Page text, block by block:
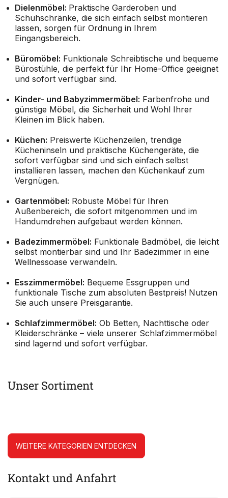
Dielenmöbel: Praktische Garderoben und
Schuhschränke, die sich einfach selbst montieren
lassen, sorgen für Ordnung in Ihrem
Eingangsbereich.
Büromöbel: Funktionale Schreibtische und bequeme
Bürostühle, die perfekt für Ihr Home-Office geeignet
und sofort verfügbar sind.
Kinder- und Babyzimmermöbel: Farbenfrohe und
günstige Möbel, die Sicherheit und Wohl Ihrer
Kleinen im Blick haben.
Küchen: Preiswerte Küchenzeilen, trendige
Kücheninseln und praktische Küchengeräte, die
sofort verfügbar sind und sich einfach selbst
installieren lassen, machen den Küchenkauf zum
Vergnügen.
Gartenmöbel: Robuste Möbel für Ihren
Außenbereich, die sofort mitgenommen und im
Handumdrehen aufgebaut werden können.
Badezimmermöbel: Funktionale Badmöbel, die leicht
selbst montierbar sind und Ihr Badezimmer in eine
Wellnessoase verwandeln.
Esszimmermöbel: Bequeme Essgruppen und
funktionale Tische zum absoluten Bestpreis! Nutzen
Sie auch unsere Preisgarantie.
Schlafzimmermöbel: Ob Betten, Nachttische oder
Kleiderschränke – viele unserer Schlafzimmermöbel
sind lagernd und sofort verfügbar.
Unser Sortiment
WEITERE KATEGORIEN ENTDECKEN
Kontakt und Anfahrt